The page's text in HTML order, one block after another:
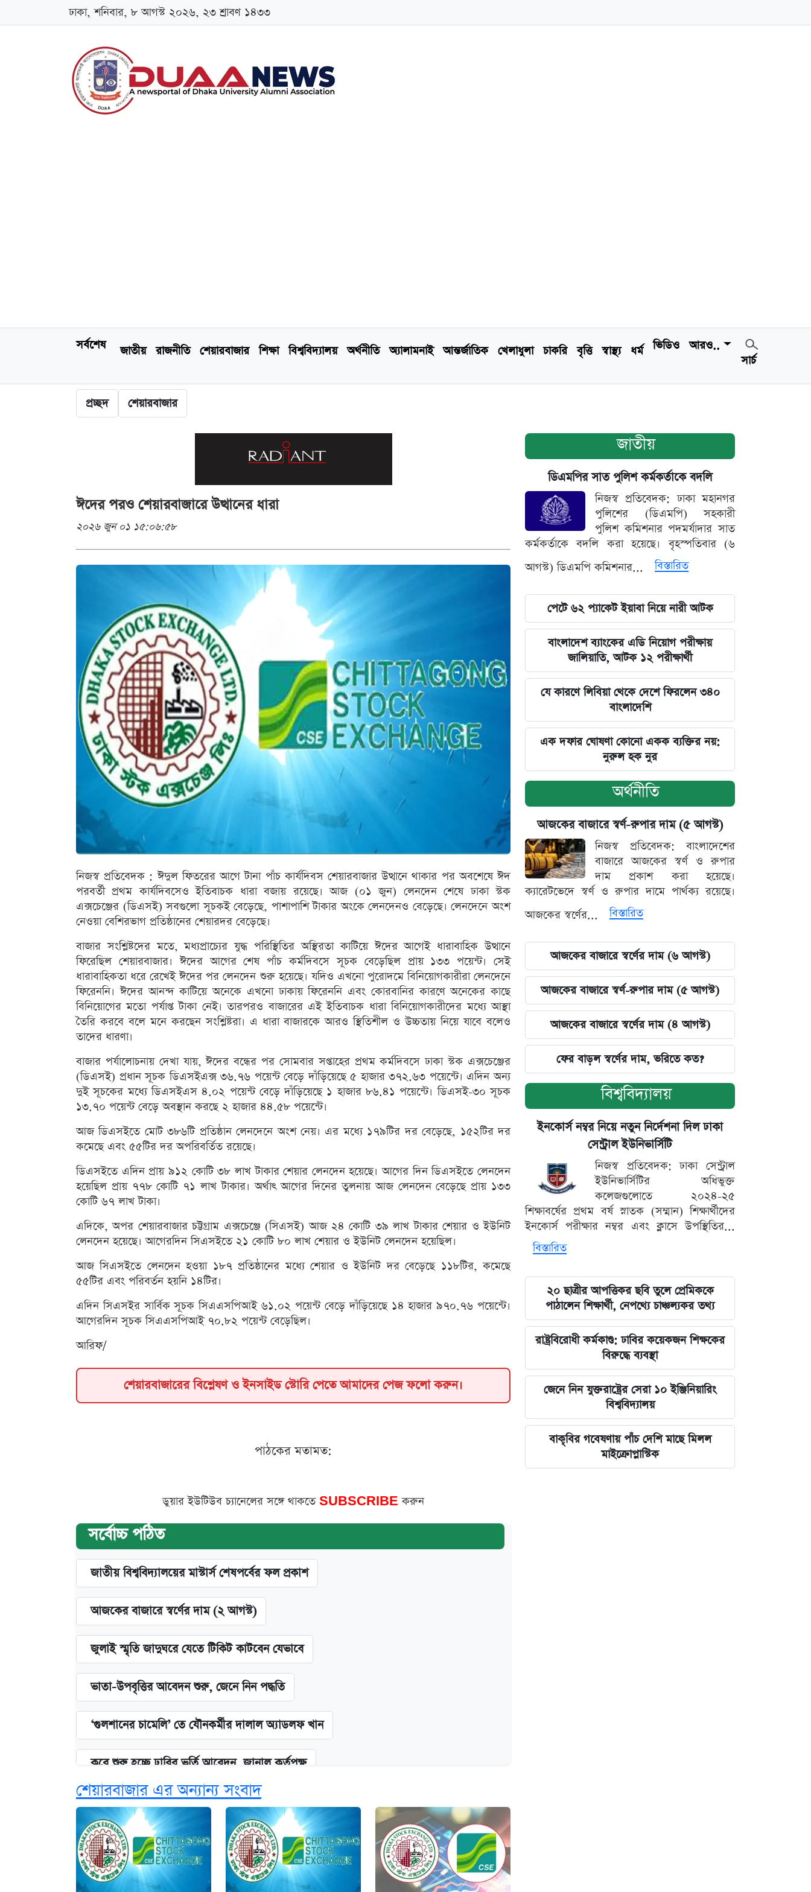
ঢাকা, শনিবার, ৮ আগস্ট ২০২৬, ২৩ শ্রাবণ ১৪৩৩
সর্বশেষ জাতীয় রাজনীতি শেয়ারবাজার শিক্ষা বিশ্ববিদ্যালয় অর্থনীতি অ্যালামনাই আন্তর্জাতিক খেলাধুলা চাকরি বৃত্তি স্বাস্থ্য ধর্ম ভিডিও
আরও..
সার্চ
প্রচ্ছদ শেয়ারবাজার
ঈদের পরও শেয়ারবাজারে উত্থানের ধারা
২০২৬ জুন ০১ ১৫:০৬:৫৮
নিজস্ব প্রতিবেদক : ঈদুল ফিতরের আগে টানা পাঁচ কার্যদিবস শেয়ারবাজার উত্থানে থাকার পর অবশেষে ঈদ
পরবর্তী প্রথম কার্যদিবসেও ইতিবাচক ধারা বজায় রয়েছে। আজ (০১ জুন) লেনদেন শেষে ঢাকা স্টক
এক্সচেঞ্জের (ডিএসই) সবগুলো সূচকই বেড়েছে, পাশাপাশি টাকার অংকে লেনদেনও বেড়েছে। লেনদেনে অংশ
নেওয়া বেশিরভাগ প্রতিষ্ঠানের শেয়ারদর বেড়েছে।
বাজার সংশ্লিষ্টদের মতে, মধ্যপ্রাচ্যের যুদ্ধ পরিস্থিতির অস্থিরতা কাটিয়ে ঈদের আগেই ধারাবাহিক উত্থানে
ফিরেছিল শেয়ারবাজার। ঈদের আগের শেষ পাঁচ কর্মদিবসে সূচক বেড়েছিল প্রায় ১৩৩ পয়েন্ট। সেই
ধারাবাহিকতা ধরে রেখেই ঈদের পর লেনদেন শুরু হয়েছে। যদিও এখনো পুরোদমে বিনিয়োগকারীরা লেনদেনে
ফিরেননি। ঈদের আনন্দ কাটিয়ে অনেকে এখনো ঢাকায় ফিরেননি এবং কোরবানির কারণে অনেকের কাছে
বিনিয়োগের মতো পর্যাপ্ত টাকা নেই। তারপরও বাজারের এই ইতিবাচক ধারা বিনিয়োগকারীদের মধ্যে আস্থা
তৈরি করবে বলে মনে করছেন সংশ্লিষ্টরা। এ ধারা বাজারকে আরও স্থিতিশীল ও উচ্চতায় নিয়ে যাবে বলেও
তাদের ধারণা।
বাজার পর্যালোচনায় দেখা যায়, ঈদের বন্ধের পর সোমবার সপ্তাহের প্রথম কর্মদিবসে ঢাকা স্টক এক্সচেঞ্জের
(ডিএসই) প্রধান সূচক ডিএসইএক্স ৩৬.৭৬ পয়েন্ট বেড়ে দাঁড়িয়েছে ৫ হাজার ৩৭২.৬৩ পয়েন্টে। এদিন অন্য
দুই সূচকের মধ্যে ডিএসইএস ৪.০২ পয়েন্ট বেড়ে দাঁড়িয়েছে ১ হাজার ৮৬.৪১ পয়েন্টে। ডিএসই-৩০ সূচক
১৩.৭০ পয়েন্ট বেড়ে অবস্থান করছে ২ হাজার ৪৪.৫৮ পয়েন্টে।
আজ ডিএসইতে মোট ৩৮৬টি প্রতিষ্ঠান লেনদেনে অংশ নেয়। এর মধ্যে ১৭৯টির দর বেড়েছে, ১৫২টির দর
কমেছে এবং ৫৫টির দর অপরিবর্তিত রয়েছে।
ডিএসইতে এদিন প্রায় ৯১২ কোটি ৩৮ লাখ টাকার শেয়ার লেনদেন হয়েছে। আগের দিন ডিএসইতে লেনদেন
হয়েছিল প্রায় ৭৭৮ কোটি ৭১ লাখ টাকার। অর্থাৎ আগের দিনের তুলনায় আজ লেনদেন বেড়েছে প্রায় ১৩৩
কোটি ৬৭ লাখ টাকা।
এদিকে, অপর শেয়ারবাজার চট্টগ্রাম এক্সচেঞ্জে (সিএসই) আজ ২৪ কোটি ৩৯ লাখ টাকার শেয়ার ও ইউনিট
লেনদেন হয়েছে। আগেরদিন সিএসইতে ২১ কোটি ৮০ লাখ শেয়ার ও ইউনিট লেনদেন হয়েছিল।
আজ সিএসইতে লেনদেন হওয়া ১৮৭ প্রতিষ্ঠানের মধ্যে শেয়ার ও ইউনিট দর বেড়েছে ১১৮টির, কমেছে
৫৫টির এবং পরিবর্তন হয়নি ১৪টির।
এদিন সিএসইর সার্বিক সূচক সিএএসপিআই ৬১.০২ পয়েন্ট বেড়ে দাঁড়িয়েছে ১৪ হাজার ৯৭০.৭৬ পয়েন্টে।
আগেরদিন সূচক সিএএসপিআই ৭০.৮২ পয়েন্ট বেড়েছিল।
আরিফ/
শেয়ারবাজারের বিশ্লেষণ ও ইনসাইড স্টোরি পেতে আমাদের পেজ ফলো করুন।
পাঠকের মতামত:
ডুয়ার ইউটিউব চ্যানেলের সঙ্গে থাকতে SUBSCRIBEকরুন
সর্বোচ্চ পঠিত
জাতীয় বিশ্ববিদ্যালয়ের মাস্টার্স শেষপর্বের ফল প্রকাশ
আজকের বাজারে স্বর্ণের দাম (২ আগস্ট)
জুলাই স্মৃতি জাদুঘরে যেতে টিকিট কাটবেন যেভাবে
ভাতা-উপবৃত্তির আবেদন শুরু, জেনে নিন পদ্ধতি
‘গুলশানের চামেলি’ তে যৌনকর্মীর দালাল অ্যাডলফ খান
কবে শুরু হচ্ছে ঢাবির ভর্তি আবেদন, জানাল কর্তৃপক্ষ
এক ক্লিকে জেনে নিন আইফোন ১৮ প্রো ম্যাক্সের দাম ও ফিচার
আজকের বাজারে স্বর্ণের দাম (৪ আগস্ট)
নবম জাতীয় পে-স্কেল নিয়ে সর্বশেষ যা জানা গেল
শেয়ারবাজার এর অন্যান্য সংবাদ
জাতীয়
ডিএমপির সাত পুলিশ কর্মকর্তাকে বদলি
নিজস্ব প্রতিবেদক: ঢাকা মহানগর
পুলিশের (ডিএমপি) সহকারী
পুলিশ কমিশনার পদমর্যাদার সাত
কর্মকর্তাকে বদলি করা হয়েছে। বৃহস্পতিবার (৬
আগস্ট) ডিএমপি কমিশনার...
বিস্তারিত
পেটে ৬২ প্যাকেট ইয়াবা নিয়ে নারী আটক
বাংলাদেশ ব্যাংকের এডি নিয়োগ পরীক্ষায়
জালিয়াতি, আটক ১২ পরীক্ষার্থী
যে কারণে লিবিয়া থেকে দেশে ফিরলেন ৩৪০
বাংলাদেশি
এক দফার ঘোষণা কোনো একক ব্যক্তির নয়:
নুরুল হক নুর
অর্থনীতি
আজকের বাজারে স্বর্ণ-রুপার দাম (৫ আগস্ট)
নিজস্ব প্রতিবেদক: বাংলাদেশের
বাজারে আজকের স্বর্ণ ও রুপার
দাম প্রকাশ করা হয়েছে।
ক্যারেটভেদে স্বর্ণ ও রুপার দামে পার্থক্য রয়েছে।
আজকের স্বর্ণের...
বিস্তারিত
আজকের বাজারে স্বর্ণের দাম (৬ আগস্ট)
আজকের বাজারে স্বর্ণ-রুপার দাম (৫ আগস্ট)
আজকের বাজারে স্বর্ণের দাম (৪ আগস্ট)
ফের বাড়ল স্বর্ণের দাম, ভরিতে কত?
বিশ্ববিদ্যালয়
ইনকোর্স নম্বর নিয়ে নতুন নির্দেশনা দিল ঢাকা
সেন্ট্রাল ইউনিভার্সিটি
নিজস্ব প্রতিবেদক: ঢাকা সেন্ট্রাল
ইউনিভার্সিটির অধিভুক্ত
কলেজগুলোতে ২০২৪-২৫
শিক্ষাবর্ষের প্রথম বর্ষ স্নাতক (সম্মান) শিক্ষার্থীদের
ইনকোর্স পরীক্ষার নম্বর এবং ক্লাসে উপস্থিতির...
বিস্তারিত
২০ ছাত্রীর আপত্তিকর ছবি তুলে প্রেমিককে
পাঠালেন শিক্ষার্থী, নেপথ্যে চাঞ্চল্যকর তথ্য
রাষ্ট্রবিরোধী কর্মকাণ্ড: ঢাবির কয়েকজন শিক্ষকের
বিরুদ্ধে ব্যবস্থা
জেনে নিন যুক্তরাষ্ট্রের সেরা ১০ ইঞ্জিনিয়ারিং
বিশ্ববিদ্যালয়
বাকৃবির গবেষণায় পাঁচ দেশি মাছে মিলল
মাইক্রোপ্লাস্টিক